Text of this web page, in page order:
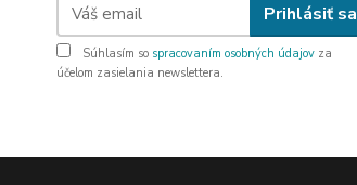
Prihlásiť sa
Súhlasím so spracovaním osobných údajov za
účelom zasielania newslettera.